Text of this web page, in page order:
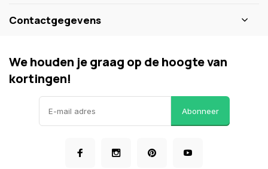
Contactgegevens
We houden je graag op de hoogte van
kortingen!
Abonneer